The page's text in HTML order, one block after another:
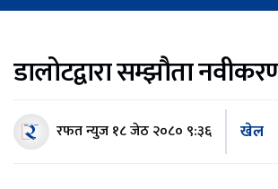
डालोटद्वारा सम्झौता
रफत न्युज१८ जेठ २०८० ९:३६ खेल